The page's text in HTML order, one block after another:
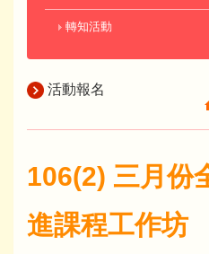
轉知活動
活動報名
106(2) 三月份
進課程工作坊